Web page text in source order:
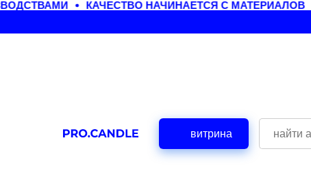
КАЧЕСТВО НАЧИНАЕТСЯ С МАТЕРИАЛОВ
витрина